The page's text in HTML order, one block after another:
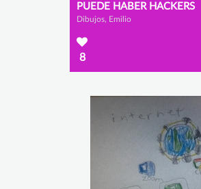
PUEDE HABER HACKERS
Dibujos, Emilio
8